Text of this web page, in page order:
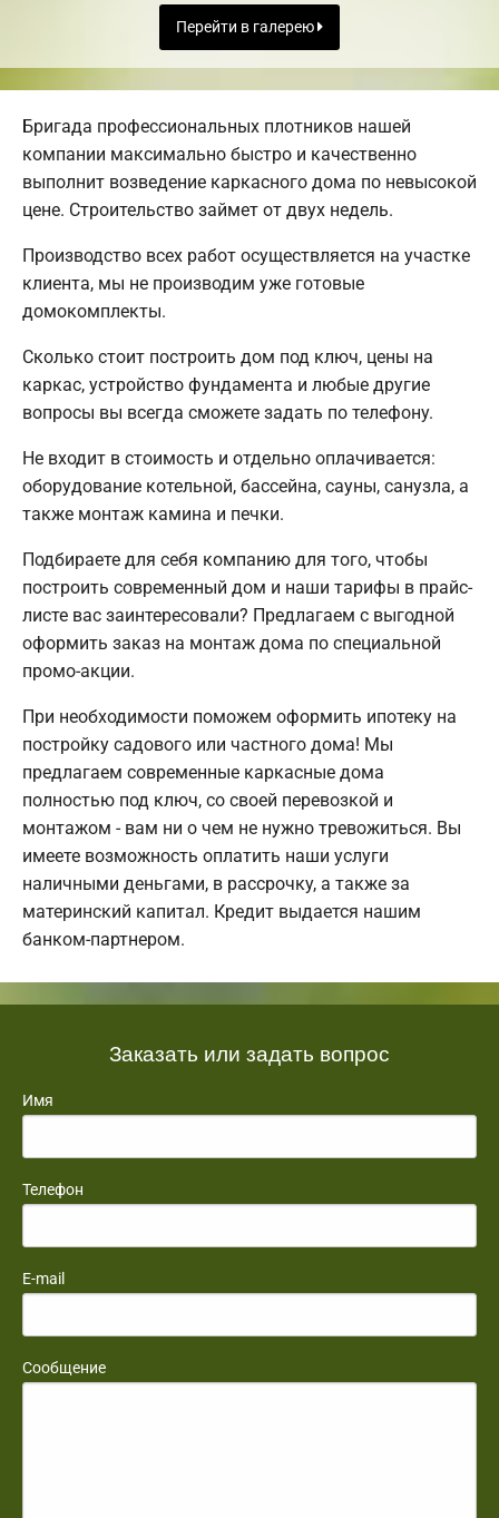
Перейти в галерею
Бригада профессиональных плотников нашей
компании максимально быстро и качественно
выполнит возведение каркасного дома по невысокой
цене. Строительство займет от двух недель.
Производство всех работ осуществляется на участке
клиента, мы не производим уже готовые
домокомплекты.
Сколько стоит построить дом под ключ, цены на
каркас, устройство фундамента и любые другие
вопросы вы всегда сможете задать по телефону.
Не входит в стоимость и отдельно оплачивается:
оборудование котельной, бассейна, сауны, санузла, а
также монтаж камина и печки.
Подбираете для себя компанию для того, чтобы
построить современный дом и наши тарифы в прайс-
листе вас заинтересовали? Предлагаем с выгодной
оформить заказ на монтаж дома по специальной
промо-акции.
При необходимости поможем оформить ипотеку на
постройку садового или частного дома! Мы
предлагаем современные каркасные дома
полностью под ключ, со своей перевозкой и
монтажом - вам ни о чем не нужно тревожиться. Вы
имеете возможность оплатить наши услуги
наличными деньгами, в рассрочку, а также за
материнский капитал. Кредит выдается нашим
банком-партнером.
Заказать или задать вопрос
Имя
Телефон
E-mail
Сообщение